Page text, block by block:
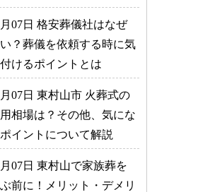
07日 格安葬儀社はなぜ
？葬儀を依頼する時に気
けるポイントとは
07日 東村山市 火葬式の
相場は？その他、気にな
イントについて解説
07日 東村山で家族葬を
前に！メリット・デメリ